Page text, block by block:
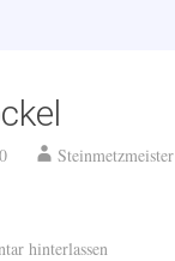
Steinmetzmeister
hinterlassen